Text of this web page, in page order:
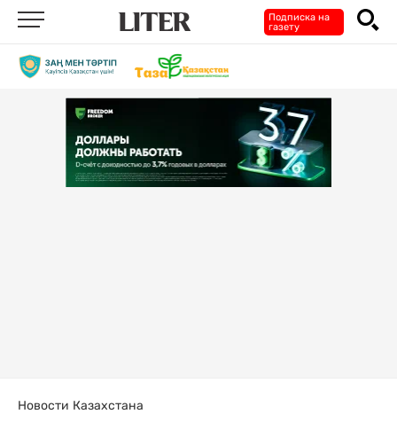
Подписка на
газету
Новости Казахстана